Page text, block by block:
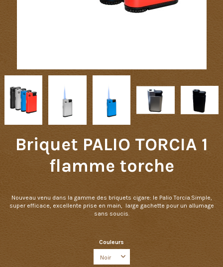
Briquet PALIO TORCIA 1
flamme torche
Nouveau venu dans la gamme des briquets cigare: le Palio Torcia.Simple,
super efficace, excellente prise en main, large gachette pour un allumage
sans soucis.
Couleurs